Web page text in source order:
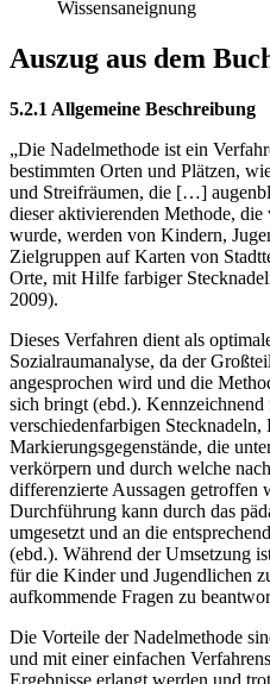
Wissensaneignung
Auszug aus dem
5.2.1 Allgemeine Beschreibung
„Die Nadelmethode ist ein
bestimmten Orten und Plätzen,
und Streifräumen, die […]
dieser aktivierenden Methode,
wurde, werden von Kindern,
Zielgruppen auf Karten von
Orte, mit Hilfe farbiger
2009).
Dieses Verfahren dient als
Sozialraumanalyse, da der
angesprochen wird und die
sich bringt (ebd.). Kennzeichnend
verschiedenfarbigen
Markierungsgegenstände, die
verkörpern und durch welche
differenzierte Aussagen getroffen
Durchführung kann durch das
umgesetzt und an die
(ebd.). Während der Umsetzung
für die Kinder und Jugendlichen
aufkommende Fragen zu
Die Vorteile der Nadelmethode
und mit einer einfachen